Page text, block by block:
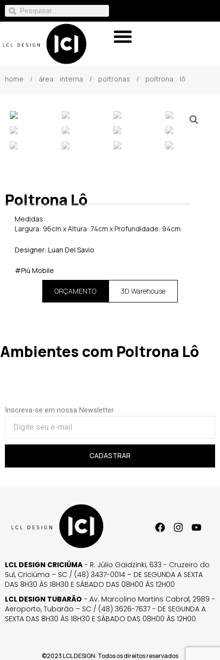
home / área interna / poltronas / poltrona lô
Poltrona Lô
Medidas:
Largura: 96cm x Altura: 74cm x Profundidade: 94cm
Designer: Luan Del Savio
#Più Mobile
ORÇAMENTO 3D Warehouse
Ambientes com Poltrona Lô
Inscreva-se em nossa Newsletter
CADASTRAR
LCL DESIGN CRICIÚMA - R. Júlio Gaidzinki, 633 - Cruzeiro do
Sul, Criciúma – SC / (48) 3437-0014 – DE SEGUNDA A SEXTA
DAS 8H30 ÀS 18H30 E SÁBADO DAS 08H00 ÀS 12H00
LCL DESIGN TUBARÃO - Av. Marcolino Martins Cabral, 2989 -
Aeroporto, Tubarão – SC / (48) 3626-7637 - DE SEGUNDA A
SEXTA DAS 8H30 ÀS 18H30 E SÁBADO DAS 08H00 ÀS 12H00
©2023 LCL DESIGN. Todos os direitos reservados